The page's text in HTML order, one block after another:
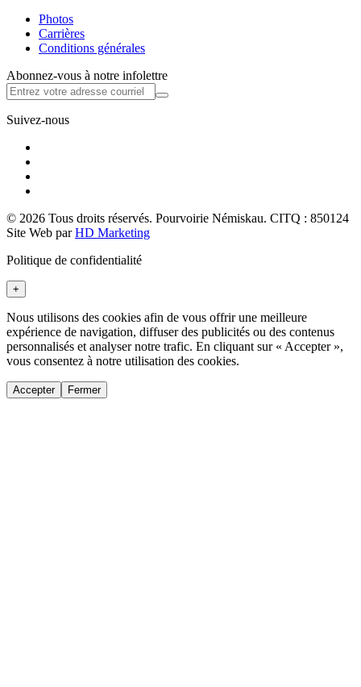
Photos
Carrières
Conditions générales
Abonnez-vous à notre infolettre
Suivez-nous
© 2026 Tous droits réservés. Pourvoirie Némiskau. CITQ : 850124
Site Web parHD Marketing
Politique de confidentialité
+
Nous utilisons des cookies afin de vous offrir une meilleure
expérience de navigation, diffuser des publicités ou des contenus
personnalisés et analyser notre trafic. En cliquant sur « Accepter »,
vous consentez à notre utilisation des cookies.
Accepter Fermer